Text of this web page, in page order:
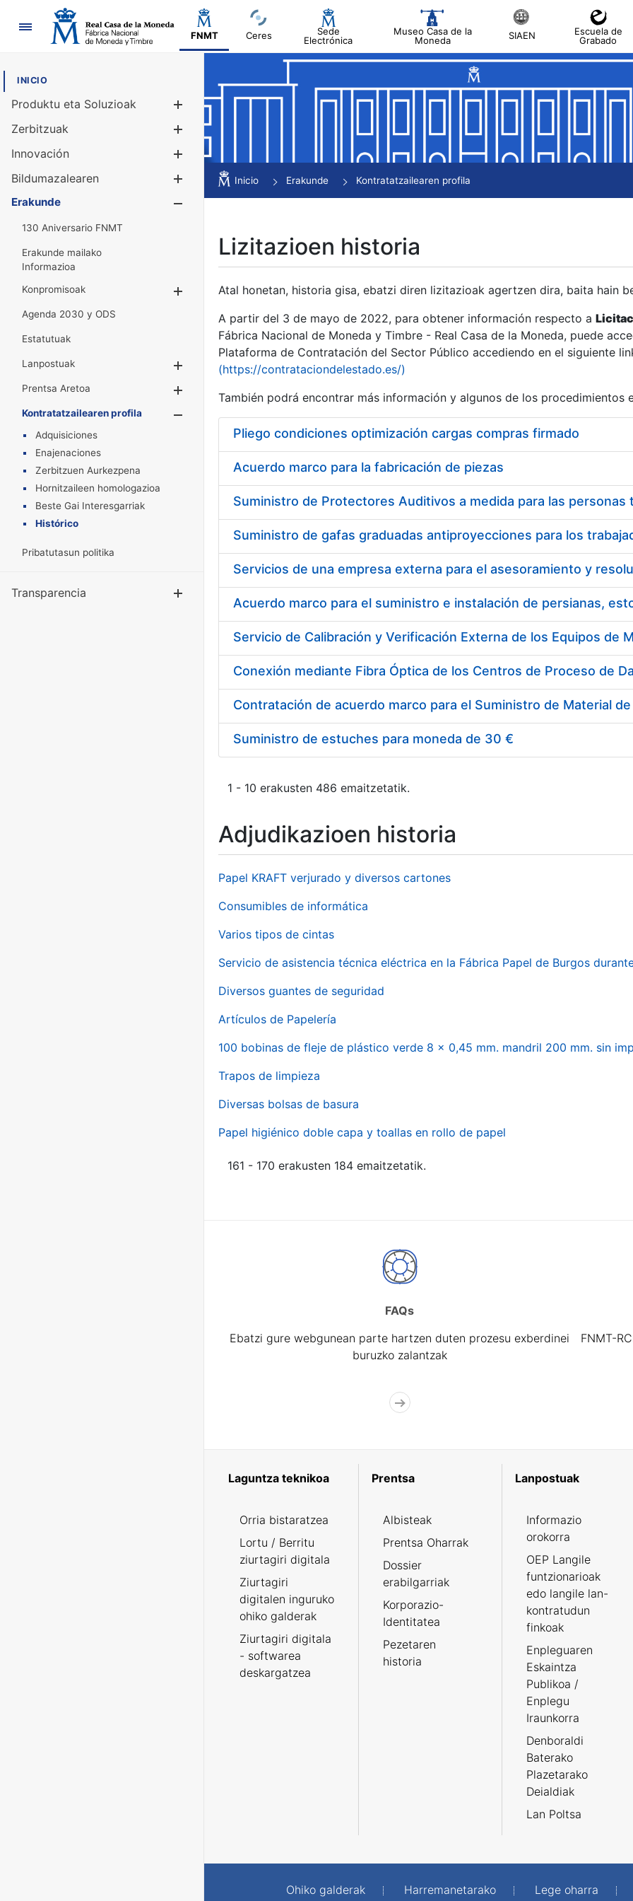
Nabigazioa
FNMT Ceres
Sede
Electrónica
Museo Casa de la
Moneda
SIAEN
Escuela de
Grabado
INICIO
Produktu eta Soluzioak
Erakutsi/Ezkutatu
Zerbitzuak
Innovación
Bildumazalearen
Erakutsi/Ezkutatu
Erakunde
130 Aniversario FNMT
Erakunde mailako
Informazioa
Konpromisoak
Erakutsi/Ezkutatu
Agenda 2030 y ODS
Estatutuak
Lanpostuak
Erakutsi/Ezkutatu
Prentsa Aretoa
Erakutsi/Ezkutatu
Kontratatzailearen profila
Erakutsi/Ezkutatu
Adquisiciones
Enajenaciones
Zerbitzuen Aurkezpena
Hornitzaileen homologazioa
Beste Gai Interesgarriak
Histórico
Pribatutasun politika
Transparencia Erakutsi/Ezkutatu
Inicio Erakunde Kontratatzailearen profila
Lizitazioen historia
Atal honetan, historia gisa, ebatzi diren lizitazioak agertzen dira, baita hain
A partir del 3 de mayo de 2022, para obtener información respecto a
Fábrica Nacional de Moneda y Timbre - Real Casa de la Moneda, puede
Plataforma de Contratación del Sector Público accediendo en el siguiente
(https://contrataciondelestado.es/)
También podrá encontrar más información y algunos de los procedimientos
Pliego condiciones optimización cargas compras firmado
Acuerdo marco para la fabricación de piezas
Acuerdo marco para el suministro e instalación de persianas,
Suministro de estuches para moneda de 30 €
1 - 10 erakusten 486 emaitzetatik.
Adjudikazioen historia
Papel KRAFT verjurado y diversos cartones
Consumibles de informática
Varios tipos de cintas
Servicio de asistencia técnica eléctrica en la Fábrica Papel de Burgos
Diversos guantes de seguridad
Artículos de Papelería
100 bobinas de fleje de plástico verde 8 x 0,45 mm. mandril 200 mm. sin
Trapos de limpieza
Diversas bolsas de basura
Papel higiénico doble capa y toallas en rollo de papel
161 - 170 erakusten 184 emaitzetatik.
FAQs
Ebatzi gure webgunean parte hartzen duten prozesu exberdinei
buruzko zalantzak
FNMT-
Laguntza teknikoa
Orria bistaratzea
Lortu / Berritu
ziurtagiri digitala
Ziurtagiri
digitalen inguruko
ohiko galderak
Ziurtagiri digitala
- softwarea
deskargatzea
Prentsa
Albisteak
Prentsa Oharrak
Dossier
erabilgarriak
Korporazio-
Identitatea
Pezetaren
historia
Lanpostuak
Informazio
orokorra
OEP Langile
funtzionarioak
edo langile lan-
kontratudun
finkoak
Enpleguaren
Eskaintza
Publikoa /
Enplegu
Iraunkorra
Denboraldi
Baterako
Plazetarako
Deialdiak
Lan Poltsa
Ohiko galderak Harremanetarako Lege oharra